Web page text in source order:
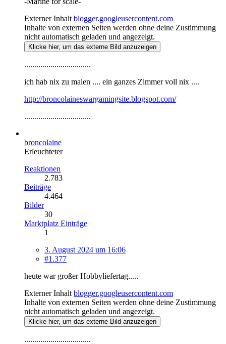
Externer Inhalt blogger.googleusercontent.com
Inhalte von externen Seiten werden ohne deine Zustimmung
nicht automatisch geladen und angezeigt.
Klicke hier, um das externe Bild anzuzeigen
.................................
ich hab nix zu malen .... ein ganzes Zimmer voll nix ....
http://broncolaineswargamingsite.blogspot.com/
.................................
broncolaine
Erleuchteter
Reaktionen
2.783
Beiträge
4.464
Bilder
30
Marktplatz Einträge
1
3. August 2024 um 16:06
#1.377
heute war großer Hobbyliefertag.....
Externer Inhalt blogger.googleusercontent.com
Inhalte von externen Seiten werden ohne deine Zustimmung
nicht automatisch geladen und angezeigt.
Klicke hier, um das externe Bild anzuzeigen
.................................